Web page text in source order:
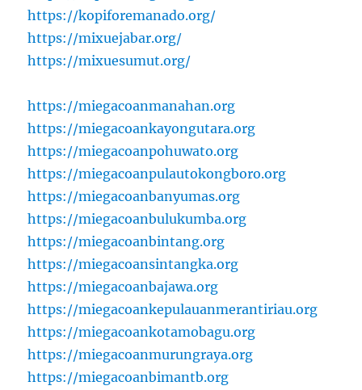
https://kopiforemanado.org/
https://mixuejabar.org/
https://mixuesumut.org/
https://miegacoanmanahan.org
https://miegacoankayongutara.org
https://miegacoanpohuwato.org
https://miegacoanpulautokongboro.org
https://miegacoanbanyumas.org
https://miegacoanbulukumba.org
https://miegacoanbintang.org
https://miegacoansintangka.org
https://miegacoanbajawa.org
https://miegacoankepulauanmerantiriau.org
https://miegacoankotamobagu.org
https://miegacoanmurungraya.org
https://miegacoanbimantb.org